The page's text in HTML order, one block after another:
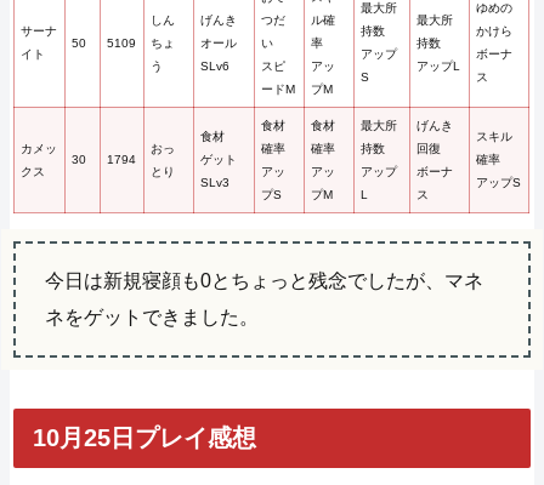
サーナ
イト
50 5109
しん
ちょ
う
げんき
オール
SLv6
つだ
い
スピ
ードM
ル確
率
アッ
プM
最大所
持数
アップ
S
最大所
持数
アップL
ゆめの
かけら
ボーナ
ス
カメッ
クス
30 1794
おっ
とり
食材
ゲット
SLv3
食材
確率
アッ
プS
食材
確率
アッ
プM
最大所
持数
アップ
L
げんき
回復
ボーナ
ス
スキル
確率
アップS
今日は新規寝顔も0とちょっと残念でしたが、マネ
ネをゲットできました。
10月25日プレイ感想